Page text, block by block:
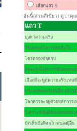
เลือกแถว S
อันนี้(ส่วนสีเขียว) ดูว่าคุ
แถว T
มุ่งหาความจริง
ใช้เหตุผลในการตัดสินใจ
ไตร่ตรองข้อสรุป
มักจะรู้เมื่อมีการใช้เหตุผลอ
เลือกที่จะพูดความจริงแทน
ประพฤติตนกับคนอื่น อย่าง
โลกควรจะอยู่ด้วยหลักการเ
วิเคราะห์ข้อดีข้อเสียของทาง
มักเห็นข้อผิดพลาดของผู้อื่น